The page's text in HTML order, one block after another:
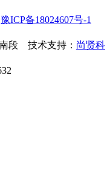
豫ICP备18024607号-1
段 技术支持： 尚贤科